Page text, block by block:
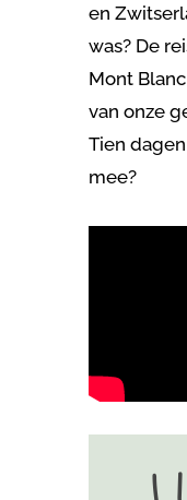
en
was? De
Mont
van onze
Tien
mee?